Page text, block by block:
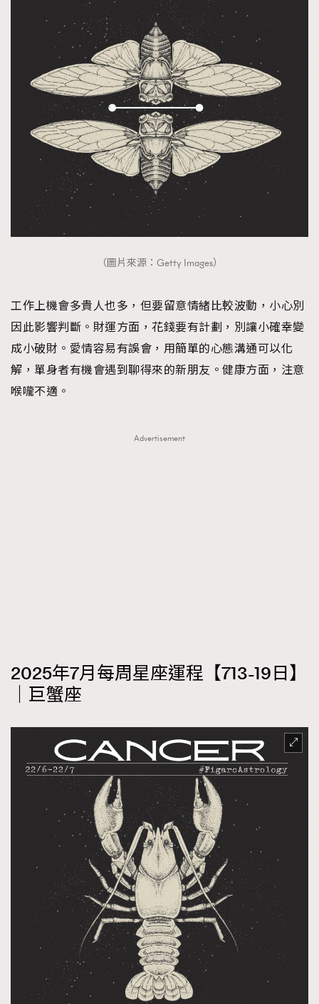
（圖片來源：Getty Images）
工作上機會多貴人也多，但要留意情緒比較波動，小心別
因此影響判斷。財運方面，花錢要有計劃，別讓小確幸變
成小破財。愛情容易有誤會，用簡單的心態溝通可以化
解，單身者有機會遇到聊得來的新朋友。健康方面，注意
喉嚨不適。
Advertisement
2025年7月每周星座運程【713-19日】
｜巨蟹座